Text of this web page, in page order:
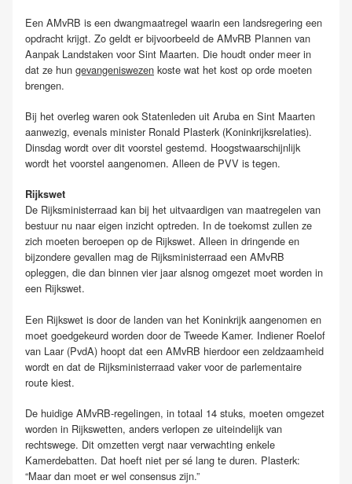
Een AMvRB is een dwangmaatregel waarin een landsregering een
opdracht krijgt. Zo geldt er bijvoorbeeld de AMvRB Plannen van
Aanpak Landstaken voor Sint Maarten. Die houdt onder meer in
dat ze hun gevangeniswezen koste wat het kost op orde moeten
brengen.
Bij het overleg waren ook Statenleden uit Aruba en Sint Maarten
aanwezig, evenals minister Ronald Plasterk (Koninkrijksrelaties).
Dinsdag wordt over dit voorstel gestemd. Hoogstwaarschijnlijk
wordt het voorstel aangenomen. Alleen de PVV is tegen.
Rijkswet
De Rijksministerraad kan bij het uitvaardigen van maatregelen van
bestuur nu naar eigen inzicht optreden. In de toekomst zullen ze
zich moeten beroepen op de Rijkswet. Alleen in dringende en
bijzondere gevallen mag de Rijksministerraad een AMvRB
opleggen, die dan binnen vier jaar alsnog omgezet moet worden in
een Rijkswet.
Een Rijkswet is door de landen van het Koninkrijk aangenomen en
moet goedgekeurd worden door de Tweede Kamer. Indiener Roelof
van Laar (PvdA) hoopt dat een AMvRB hierdoor een zeldzaamheid
wordt en dat de Rijksministerraad vaker voor de parlementaire
route kiest.
De huidige AMvRB-regelingen, in totaal 14 stuks, moeten omgezet
worden in Rijkswetten, anders verlopen ze uiteindelijk van
rechtswege. Dit omzetten vergt naar verwachting enkele
Kamerdebatten. Dat hoeft niet per sé lang te duren. Plasterk:
“Maar dan moet er wel consensus zijn.”